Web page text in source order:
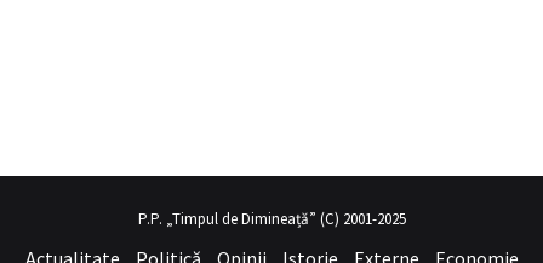
sex hikayeleriolduğunu fark eden genç adam seks
P.P. „Timpul de Dimineață” (C) 2001-2025